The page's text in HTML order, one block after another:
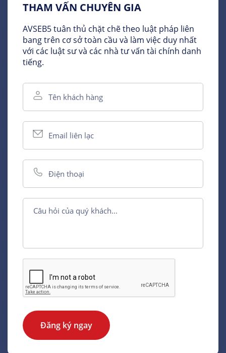
THAM VẤN CHUYÊN GIA
AVSEB5 tuân thủ chặt chẽ theo luật pháp liên
bang trên cơ sở toàn cầu và làm việc duy nhất
với các luật sư và các nhà tư vấn tài chính danh
tiếng.
Đăng ký ngay